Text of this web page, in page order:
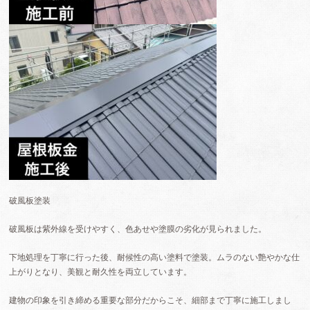
破風板塗装
破風板は紫外線を受けやすく、色あせや塗膜の劣化が見られました。
下地処理を丁寧に行った後、耐候性の高い塗料で塗装。ムラのない艶やかな仕
上がりとなり、美観と耐久性を両立しています。
建物の印象を引き締める重要な部分だからこそ、細部まで丁寧に施工しまし